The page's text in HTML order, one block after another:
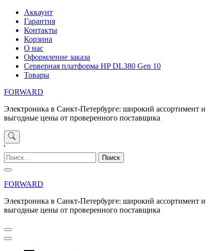
Перейти
содержимому
Аккаунт
Гарантия
Контакты
Корзина
О нас
Оформление заказа
Серверная платформа HP DL380 Gen 10
Товары
FORWARD
Электроника в Санкт-Петербурге: широкий ассортимент и
выгодные цены от проверенного поставщика
'
Найти:
FORWARD
Электроника в Санкт-Петербурге: широкий ассортимент и
выгодные цены от проверенного поставщика